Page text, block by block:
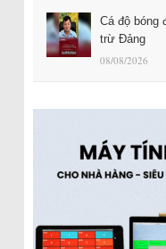
Cá độ bóng
trừ Đảng
08/08/2026